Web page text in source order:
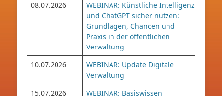
08.07.2026
WEBINAR: Künstliche Intelligenz
und ChatGPT sicher nutzen:
Grundlagen, Chancen und
Praxis in der öffentlichen
Verwaltung
10.07.2026
WEBINAR: Update Digitale
Verwaltung
15.07.2026
WEBINAR: Basiswissen